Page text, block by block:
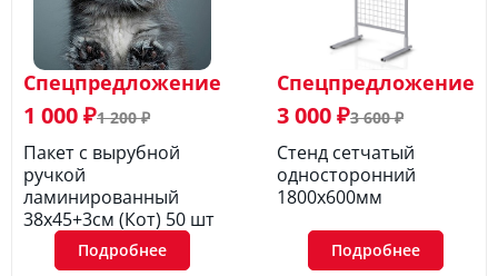
Спецпредложение
1 000 ₽1 200 ₽
Пакет с вырубной
ручкой
ламинированный
38х45+3см (Кот) 50 шт
Подробнее
Спецпредложение
3 000 ₽3 600 ₽
Стенд сетчатый
односторонний
1800х600мм
Подробнее